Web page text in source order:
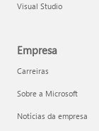
Visual Studio
Empresa
Carreiras
Sobre a Microsoft
Notícias da empresa